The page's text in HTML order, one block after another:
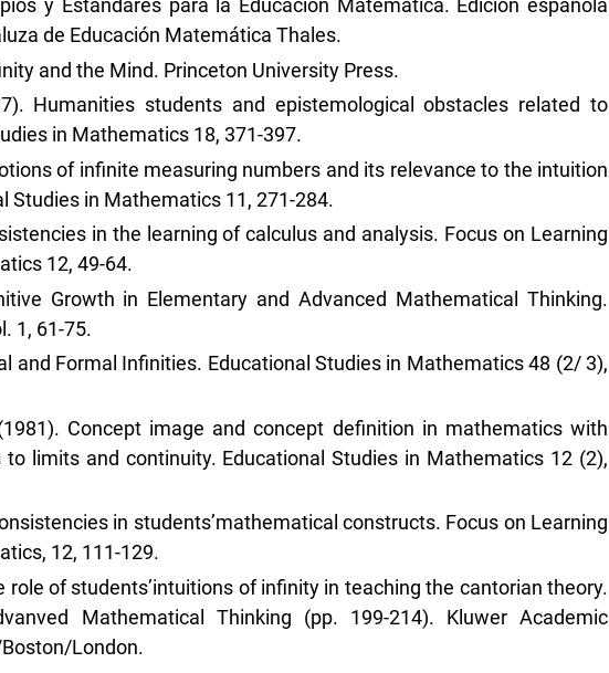
y Estándares para la Educación Matemática. Edición española
de Educación Matemática Thales.
and the Mind. Princeton University Press.
Humanities students and epistemological obstacles related to
in Mathematics 18, 371-397.
of infinite measuring numbers and its relevance to the intuition
Studies in Mathematics 11, 271-284.
in the learning of calculus and analysis. Focus on Learning
12, 49-64.
Growth in Elementary and Advanced Mathematical Thinking.
1, 61-75.
and Formal Infinities. Educational Studies in Mathematics 48 (2/ 3),
Concept image and concept definition in mathematics with
to limits and continuity. Educational Studies in Mathematics 12 (2),
in students’mathematical constructs. Focus on Learning
12, 111-129.
role of students’intuitions of infinity in teaching the cantorian theory.
Mathematical Thinking (pp. 199-214). Kluwer Academic
London.